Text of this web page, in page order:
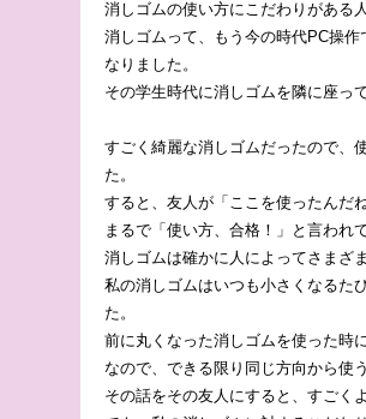
消しゴムの使い方にこだわりがある
消しゴムって、もう今の時代PC操
なりました。
その学生時代に消しゴムを隣に座っ
すごく綺麗な消しゴムだったので、
た。
すると、友人が「ここを使ったんだ
まるで「使い方、合格！」と言われ
消しゴムは確かに人によってさまざ
私の消しゴムはいつも小さくなるた
た。
前に丸くなった消しゴムを使った時
なので、できる限り同じ方向から使
その話をその友人にすると、すごく